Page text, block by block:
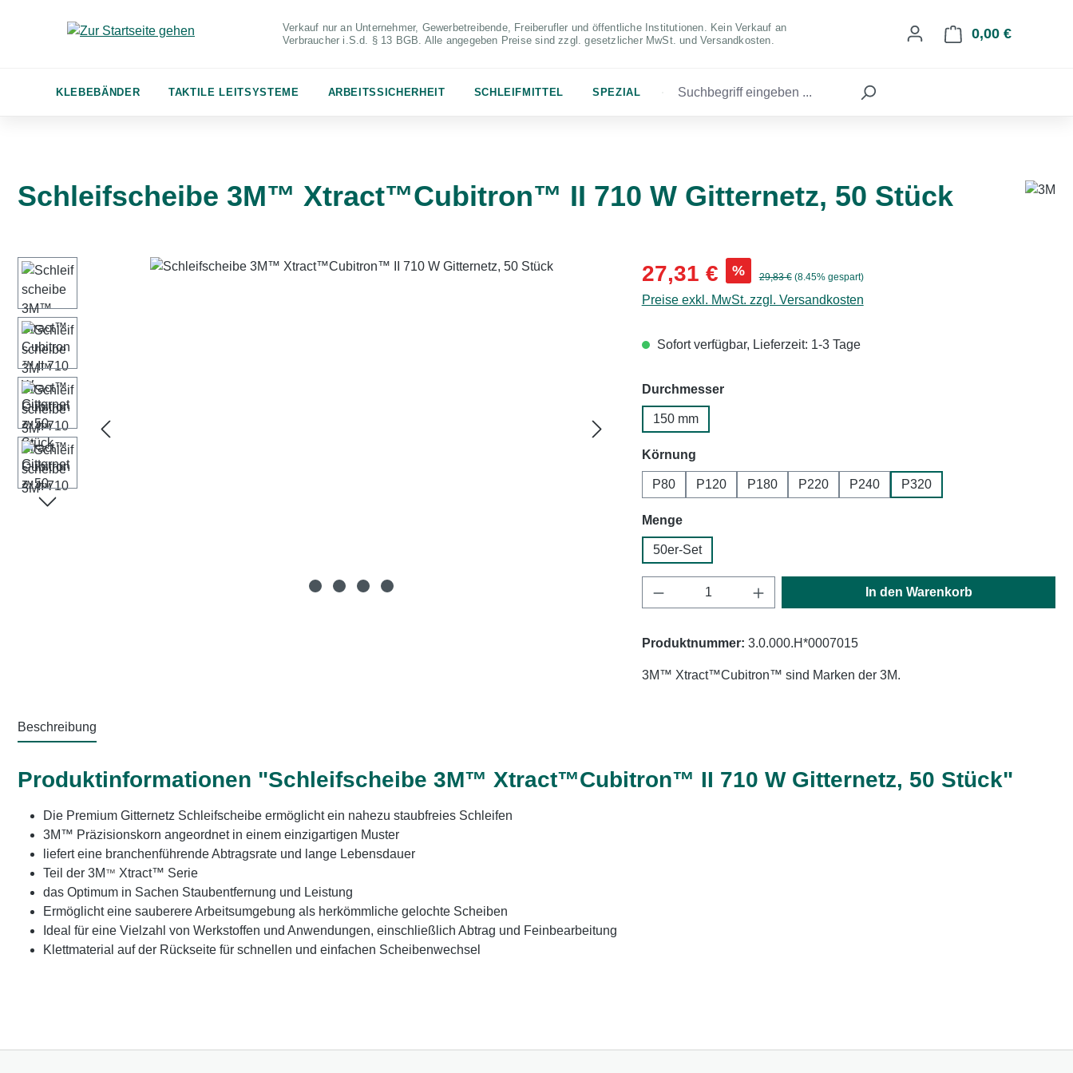
Verkauf nur an Unternehmer, Gewerbetreibende, Freiberufler und öffentliche Institutionen. Kein Verkauf an
Verbraucher i.S.d. § 13 BGB. Alle angegeben Preise sind zzgl. gesetzlicher MwSt. und Versandkosten. 0,00 €
KLEBEBÄNDER TAKTILE LEITSYSTEME ARBEITSSICHERHEIT SCHLEIFMITTEL SPEZIAL
Schleifscheibe 3M™ Xtract™Cubitron™ II 710 W Gitternetz, 50 Stück
Bildergalerie überspringen Verkaufspreis:
27,31 € % Regulärer Preis:
29,83 € (8.45% gespart)
Preise exkl. MwSt. zzgl. Versandkosten
Sofort verfügbar, Lieferzeit: 1-3 Tage
Durchmesserauswählen
150 mm
Körnungauswählen
P80 P120 P180 P220 P240 P320
Mengeauswählen
50er-Set
Produkt Anzahl: Gib den gewünschten Wert ein
In den Warenkorb
Produktnummer: 3.0.000.H*0007015
3M™ Xtract™Cubitron™ sind Marken der 3M.
Beschreibung
Produktinformationen "Schleifscheibe 3M™ Xtract™Cubitron™ II 710 W Gitternetz, 50 Stück"
Die Premium Gitternetz Schleifscheibe ermöglicht ein nahezu staubfreies Schleifen
3M™ Präzisionskorn angeordnet in einem einzigartigen Muster
liefert eine branchenführende Abtragsrate und lange Lebensdauer
Teil der 3M ™ Xtract™ Serie
das Optimum in Sachen Staubentfernung und Leistung
Ermöglicht eine sauberere Arbeitsumgebung als herkömmliche gelochte Scheiben
Ideal für eine Vielzahl von Werkstoffen und Anwendungen, einschließlich Abtrag und Feinbearbeitung
Klettmaterial auf der Rückseite für schnellen und einfachen Scheibenwechsel